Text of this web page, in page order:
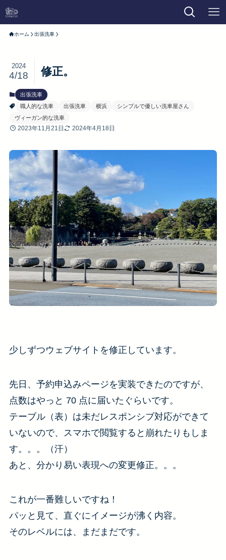
ホーム 出張洗車
修正。
2024
4/18
出張洗車
職人的な洗車
出張洗車 横浜
シンプルで優しい洗車屋さん
ヴィーガン的な洗車
2023年11月21日 2024年4月18日
少しずつウェブサイトを修正しています。
先日、予約申込みページを実装できたのですが、
点数はやっと 70 点に届いたぐらいです。
テーブル（表）は未だレスポンシブ対応ができて
いないので、スマホで閲覧すると崩れたりもしま
す。。。（汗）
あと、分かり易い表現への変更修正。。。
これが一番難しいですね！
パッと見て、直ぐにイメージが沸く内容。
そのレベルには、まだまだです。